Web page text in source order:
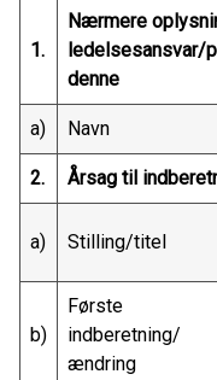
1.
Nærmere
ledelsesansvar/
denne
a) Navn
2. Årsag til
a) Stilling/titel
b)
Første
indberetning/
ændring